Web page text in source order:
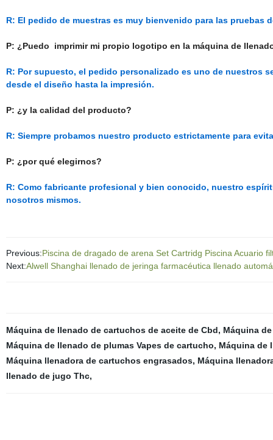
R: El pedido de muestras es muy bienvenido para las pruebas
P: ¿Puedo imprimir mi propio logotipo en la máquina de
R: Por supuesto, el pedido personalizado es uno de nuestros
desde el diseño hasta la impresión.
P: ¿y la calidad del producto?
R: Siempre probamos nuestro producto estrictamente para
P: ¿por qué elegirnos?
R: Como fabricante profesional y bien conocido, nuestro
nosotros mismos.
Previous:Piscina de dragado de arena Set Cartridg Piscina Acuario
Next:Alwell Shanghai llenado de jeringa farmacéutica llenado
Máquina de llenado de cartuchos de aceite de Cbd, Máquina
Máquina de llenado de plumas Vapes de cartucho, Máquina de
Máquina llenadora de cartuchos engrasados, Máquina
llenado de jugo Thc,